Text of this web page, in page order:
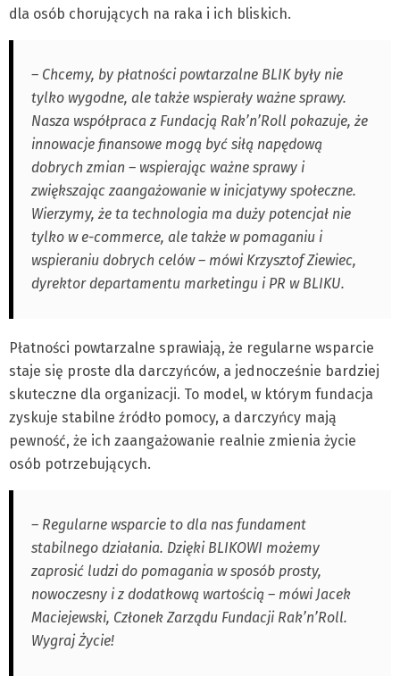
dla osób chorujących na raka i ich bliskich.
– Chcemy, by płatności powtarzalne BLIK były nie
tylko wygodne, ale także wspierały ważne sprawy.
Nasza współpraca z Fundacją Rak’n’Roll pokazuje, że
innowacje finansowe mogą być siłą napędową
dobrych zmian – wspierając ważne sprawy i
zwiększając zaangażowanie w inicjatywy społeczne.
Wierzymy, że ta technologia ma duży potencjał nie
tylko w e-commerce, ale także w pomaganiu i
wspieraniu dobrych celów – mówi Krzysztof Ziewiec,
dyrektor departamentu marketingu i PR w BLIKU.
Płatności powtarzalne sprawiają, że regularne wsparcie
staje się proste dla darczyńców, a jednocześnie bardziej
skuteczne dla organizacji. To model, w którym fundacja
zyskuje stabilne źródło pomocy, a darczyńcy mają
pewność, że ich zaangażowanie realnie zmienia życie
osób potrzebujących.
– Regularne wsparcie to dla nas fundament
stabilnego działania. Dzięki BLIKOWI możemy
zaprosić ludzi do pomagania w sposób prosty,
nowoczesny i z dodatkową wartością – mówi Jacek
Maciejewski, Członek Zarządu Fundacji Rak’n’Roll.
Wygraj Życie!